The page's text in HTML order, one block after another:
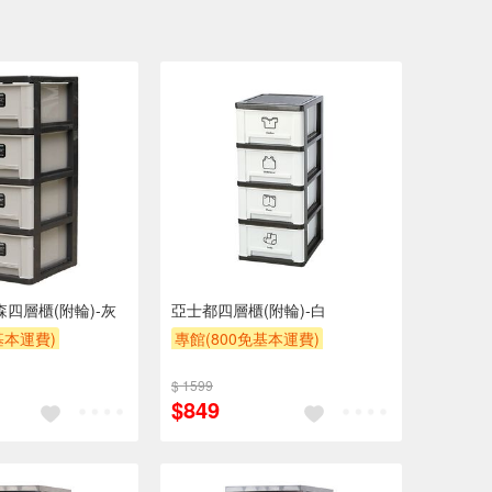
四層櫃(附輪)-灰
運費)
亞士都四層櫃(附輪)-白
專館(800免基本運費)
贈$200
$ 1599
$849